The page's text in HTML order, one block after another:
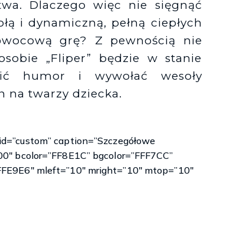
Dlaczego więc nie sięgnąć
i dynamiczną, pełną ciepłych
grę? Z pewnością nie
„Fliper” będzie w stanie
humor i wywołać wesoły
na twarzy dziecka.
caption=”Szczegółowe
bcolor=”FF8E1C” bgcolor=”FFF7CC”
mleft=”10″ mright=”10″ mtop=”10″